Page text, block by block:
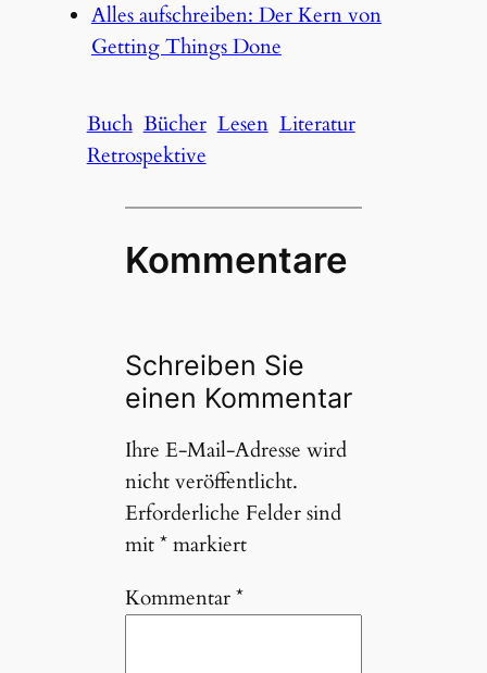
Alles aufschreiben: Der Kern von
Getting Things Done
Buch Bücher Lesen Literatur
Retrospektive
Kommentare
Schreiben Sie
einen Kommentar
Ihre E-Mail-Adresse wird
nicht veröffentlicht.
Erforderliche Felder sind
mit*markiert
Kommentar*